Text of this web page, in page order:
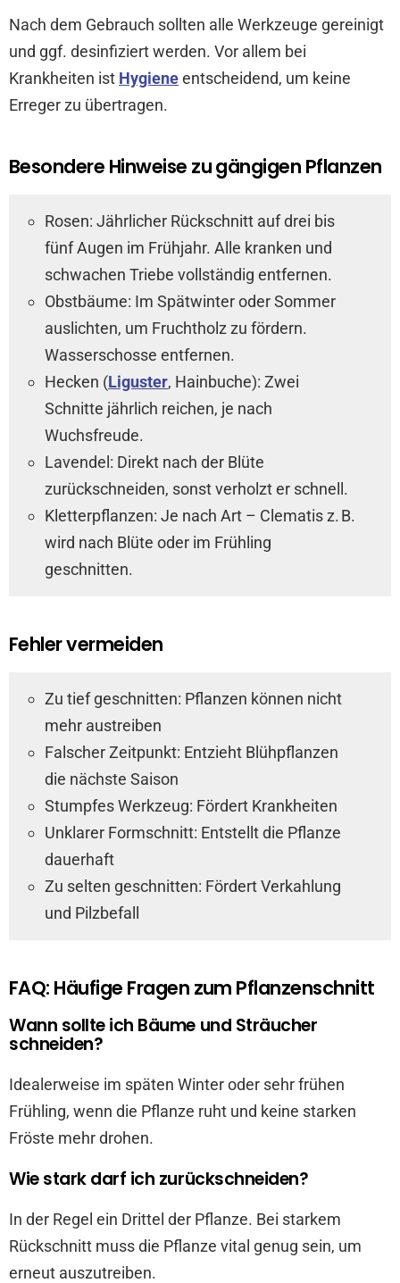
Nach dem Gebrauch sollten alle Werkzeuge gereinigt
und ggf. desinfiziert werden. Vor allem bei
Krankheiten ist Hygieneentscheidend, um keine
Erreger zu übertragen.
Besondere Hinweise zu gängigen Pflanzen
Rosen: Jährlicher Rückschnitt auf drei bis
fünf Augen im Frühjahr. Alle kranken und
schwachen Triebe vollständig entfernen.
Obstbäume: Im Spätwinter oder Sommer
auslichten, um Fruchtholz zu fördern.
Wasserschosse entfernen.
Hecken (Liguster, Hainbuche): Zwei
Schnitte jährlich reichen, je nach
Wuchsfreude.
Lavendel: Direkt nach der Blüte
zurückschneiden, sonst verholzt er schnell.
Kletterpflanzen: Je nach Art – Clematis z. B.
wird nach Blüte oder im Frühling
geschnitten.
Fehler vermeiden
Zu tief geschnitten: Pflanzen können nicht
mehr austreiben
Falscher Zeitpunkt: Entzieht Blühpflanzen
die nächste Saison
Stumpfes Werkzeug: Fördert Krankheiten
Unklarer Formschnitt: Entstellt die Pflanze
dauerhaft
Zu selten geschnitten: Fördert Verkahlung
und Pilzbefall
FAQ: Häufige Fragen zum Pflanzenschnitt
Wann sollte ich Bäume und Sträucher
schneiden?
Idealerweise im späten Winter oder sehr frühen
Frühling, wenn die Pflanze ruht und keine starken
Fröste mehr drohen.
Wie stark darf ich zurückschneiden?
In der Regel ein Drittel der Pflanze. Bei starkem
Rückschnitt muss die Pflanze vital genug sein, um
erneut auszutreiben.